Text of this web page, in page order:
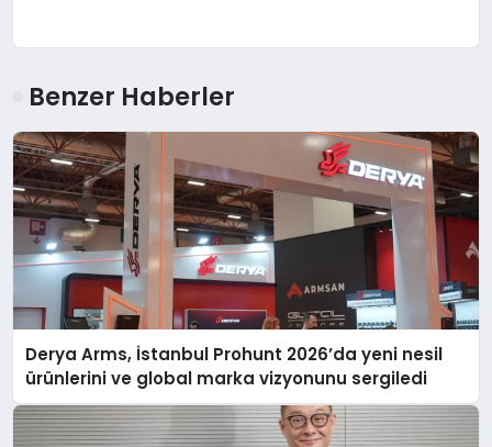
Benzer Haberler
Derya Arms, İstanbul Prohunt 2026’da yeni nesil
ürünlerini ve global marka vizyonunu sergiledi